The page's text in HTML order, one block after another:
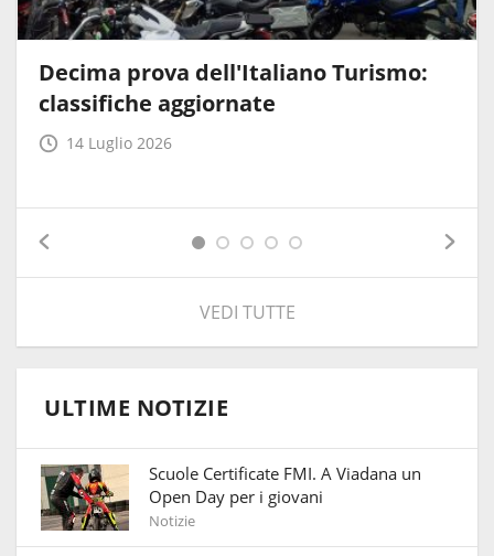
Decima prova dell'Italiano Turismo:
classifiche aggiornate
14 Luglio 2026
VEDI TUTTE
ULTIME NOTIZIE
Scuole Certificate FMI. A Viadana un
Open Day per i giovani
Notizie